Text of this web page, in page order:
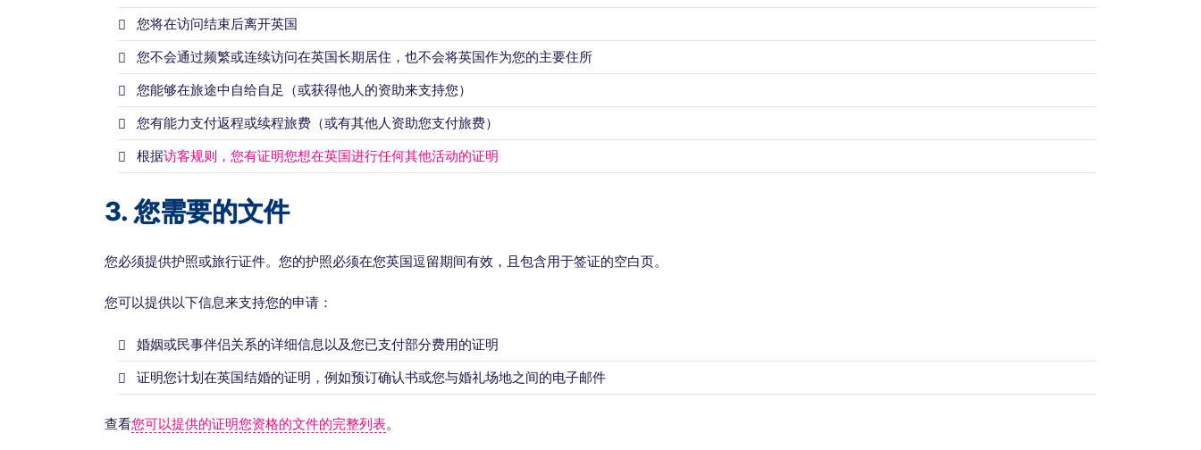
您将在访问结束后离开英国
您不会通过频繁或连续访问在英国长期居住，也不会将英国作为您的主要住所
您能够在旅途中自给自足（或获得他人的资助来支持您）
您有能力支付返程或续程旅费（或有其他人资助您支付旅费）
根据访客规则，您有证明您想在英国进行任何其他活动的证明
3. 您需要的文件
您必须提供护照或旅行证件。您的护照必须在您英国逗留期间有效，且包含用于签证的空白页。
您可以提供以下信息来支持您的申请：
婚姻或民事伴侣关系的详细信息以及您已支付部分费用的证明
证明您计划在英国结婚的证明，例如预订确认书或您与婚礼场地之间的电子邮件
查看您可以提供的证明您资格的文件的完整列表。